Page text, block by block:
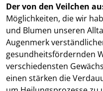
Der von den Veilchen
Möglichkeiten, die wir
und Blumen unseren
Augenmerk
gesundheitsfördernden
verschiedensten
einen stärken die